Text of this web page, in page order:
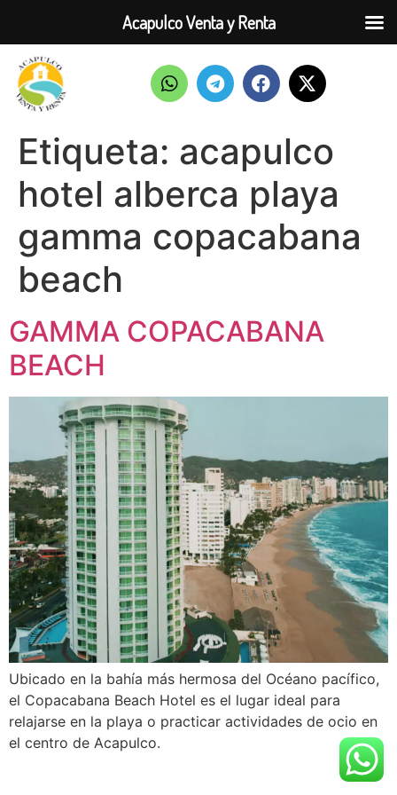
Etiqueta: acapulco
hotel alberca playa
gamma copacabana
beach
GAMMA COPACABANA
BEACH
Ubicado en la bahía más hermosa del Océano pacífico,
el Copacabana Beach Hotel es el lugar ideal para
relajarse en la playa o practicar actividades de ocio en
el centro de Acapulco.
Acapulco Venta y Renta